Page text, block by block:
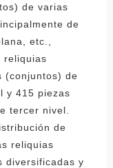
de varias
de
etc.,
reliquias
(conjuntos) de
y 415 piezas
tercer nivel.
de
reliquias
diversificadas y